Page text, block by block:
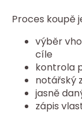
Proces koupě
výběr
cíle
kontrola
notářský
jasně
zápis